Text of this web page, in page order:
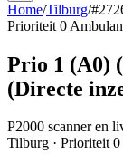
Home/Tilburg/
Prioriteit 0
Prio 1 (A0)
(Directe
P2000 scanner en
Tilburg · Prioriteit